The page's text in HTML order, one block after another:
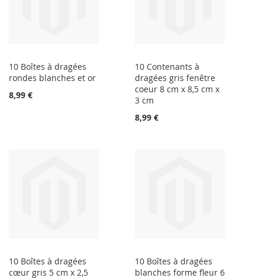
10 Boîtes à dragées
rondes blanches et or
8,99 €
10 Contenants à
dragées gris fenêtre
coeur 8 cm x 8,5 cm x
3 cm
8,99 €
10 Boîtes à dragées
cœur gris 5 cm x 2,5
10 Boîtes à dragées
blanches forme fleur 6